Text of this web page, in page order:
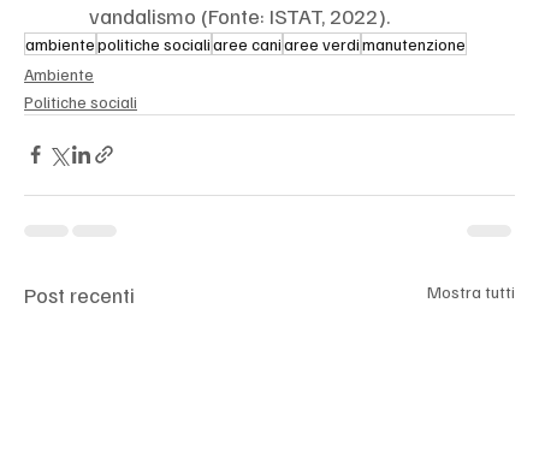
vandalismo (Fonte: ISTAT, 2022).
ambientepolitiche socialiaree caniaree verdimanutenzione
Ambiente
Politiche sociali
Post recenti Mostra tutti